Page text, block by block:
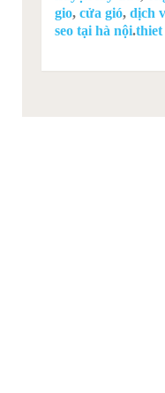
gio,cửa gió,dịch
seo tại hà nội.thiet